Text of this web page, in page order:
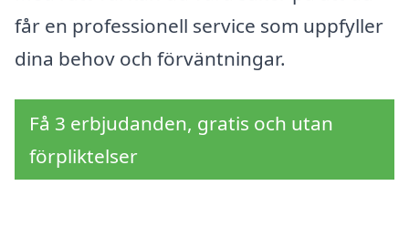
får en professionell service som uppfyller
dina behov och förväntningar.
Få 3 erbjudanden, gratis och utan
förpliktelser